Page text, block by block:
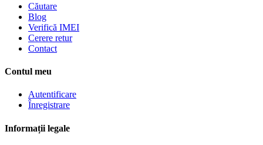
Căutare
Blog
Verifică IMEI
Cerere retur
Contact
Contul meu
Autentificare
Înregistrare
Informații legale